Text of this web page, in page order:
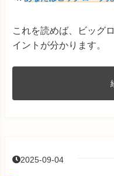
これを読めば、ビッグ
イントが分かります。
2025-09-04